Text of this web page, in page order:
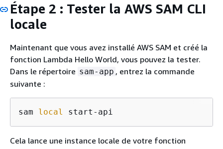
Étape 2 : Tester la AWS SAM CLI
locale
Maintenant que vous avez installé AWS SAM et créé la
fonction Lambda Hello World, vous pouvez la tester.
Dans le répertoire sam-app , entrez la commande
suivante :
sam local start-api
Cela lance une instance locale de votre fonction